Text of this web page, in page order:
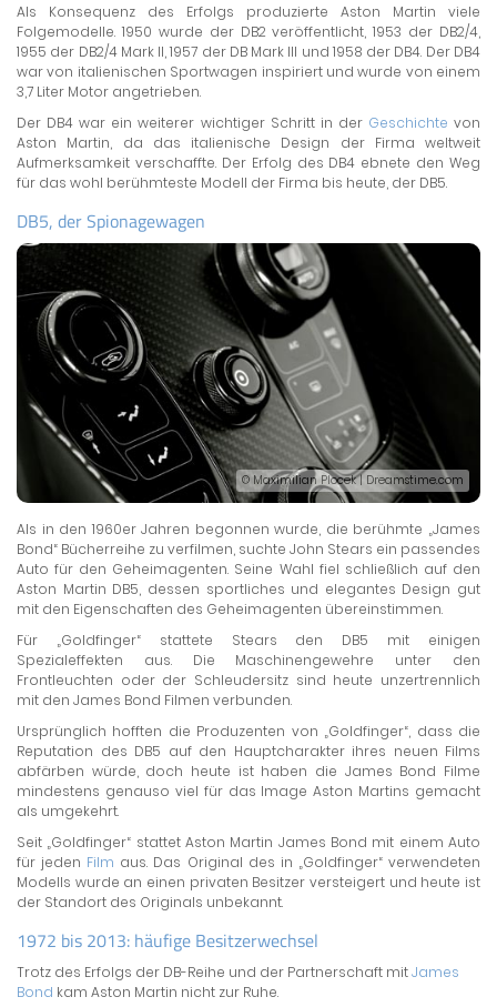
Als Konsequenz des Erfolgs produzierte Aston Martin viele
Folgemodelle. 1950 wurde der DB2 veröffentlicht, 1953 der DB2/4,
1955 der DB2/4 Mark II, 1957 der DB Mark III und 1958 der DB4. Der DB4
war von italienischen Sportwagen inspiriert und wurde von einem
3,7 Liter Motor angetrieben.
Der DB4 war ein weiterer wichtiger Schritt in der Geschichte von
Aston Martin, da das italienische Design der Firma weltweit
Aufmerksamkeit verschaffte. Der Erfolg des DB4 ebnete den Weg
für das wohl berühmteste Modell der Firma bis heute, der DB5.
DB5, der Spionagewagen
© Maximilian Plocek | Dreamstime.com
Als in den 1960er Jahren begonnen wurde, die berühmte „James
Bond“ Bücherreihe zu verfilmen, suchte John Stears ein passendes
Auto für den Geheimagenten. Seine Wahl fiel schließlich auf den
Aston Martin DB5, dessen sportliches und elegantes Design gut
mit den Eigenschaften des Geheimagenten übereinstimmen.
Für „Goldfinger“ stattete Stears den DB5 mit einigen
Spezialeffekten aus. Die Maschinengewehre unter den
Frontleuchten oder der Schleudersitz sind heute unzertrennlich
mit den James Bond Filmen verbunden.
Ursprünglich hofften die Produzenten von „Goldfinger“, dass die
Reputation des DB5 auf den Hauptcharakter ihres neuen Films
abfärben würde, doch heute ist haben die James Bond Filme
mindestens genauso viel für das Image Aston Martins gemacht
als umgekehrt.
Seit „Goldfinger“ stattet Aston Martin James Bond mit einem Auto
für jeden Film aus. Das Original des in „Goldfinger“ verwendeten
Modells wurde an einen privaten Besitzer versteigert und heute ist
der Standort des Originals unbekannt.
1972 bis 2013: häufige Besitzerwechsel
Trotz des Erfolgs der DB-Reihe und der Partnerschaft mitJames
Bond kam Aston Martin nicht zur Ruhe.